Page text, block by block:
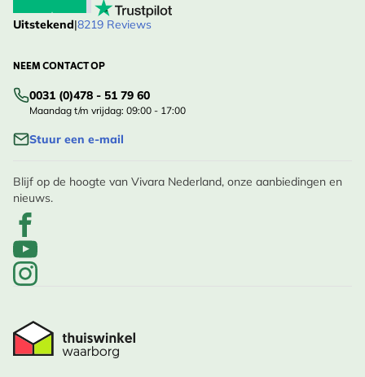
Uitstekend|8219 Reviews
NEEM CONTACT OP
0031 (0)478 - 51 79 60
Maandag t/m vrijdag: 09:00 - 17:00
Stuur een e-mail
Blijf op de hoogte van Vivara Nederland, onze aanbiedingen en
nieuws.